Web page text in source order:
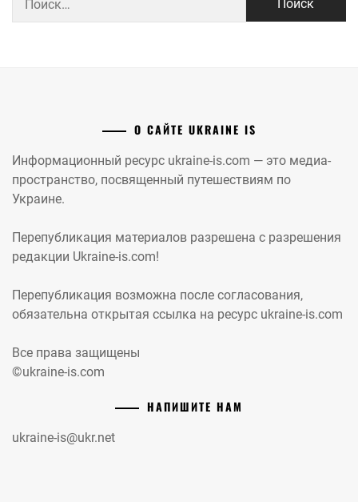
О САЙТЕ UKRAINE IS
Информационный ресурс ukraine-is.com — это медиа-
пространство, посвященный путешествиям по
Украине.
Перепубликация материалов разрешена с разрешения
редакции Ukraine-is.com!
Перепубликация возможна после согласования,
обязательна открытая ссылка на ресурс ukraine-is.com
Все права защищены
©ukraine-is.com
НАПИШИТЕ НАМ
ukraine-is@ukr.net